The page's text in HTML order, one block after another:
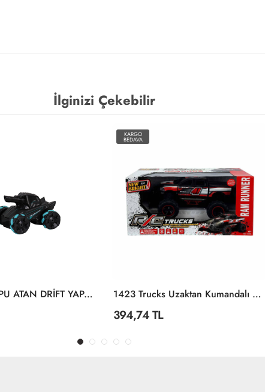
İlginizi Çekebilir
4D-Y8 SU TOPU ATAN DRİFT YAPAN CASUS
KARGO
BEDAVA
1423 Trucks Uzaktan Kumandalı Araba 34 Cm 1:14 -Sunman
394,74 TL